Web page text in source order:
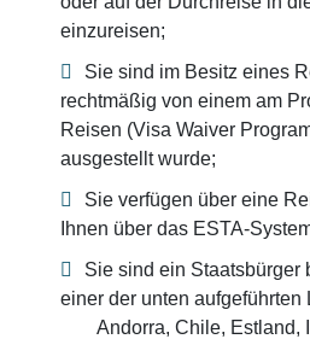
einzureisen;
Sie sind im Besitz eines
rechtmäßig von einem am
Reisen (Visa Waiver
ausgestellt wurde;
Sie verfügen über eine
Ihnen über das ESTA-
Sie sind ein Staatsbürger
einer der unten aufgeführten
Andorra, Chile, Estland,